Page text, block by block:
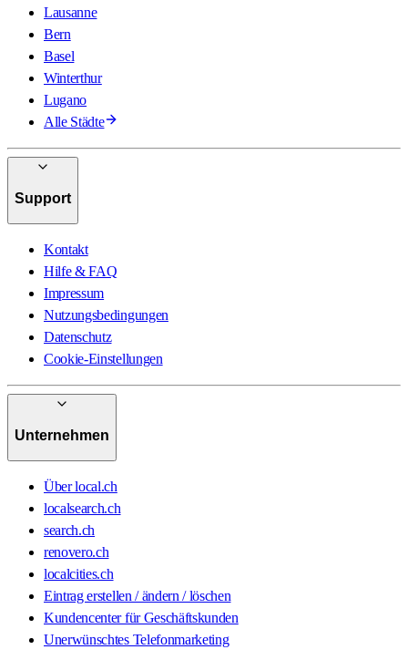
Lausanne
Bern
Basel
Winterthur
Lugano
Alle Städte
Support
Kontakt
Hilfe & FAQ
Impressum
Nutzungsbedingungen
Datenschutz
Cookie-Einstellungen
Unternehmen
Über local.ch
localsearch.ch
search.ch
renovero.ch
localcities.ch
Eintrag erstellen / ändern / löschen
Kundencenter für Geschäftskunden
Unerwünschtes Telefonmarketing